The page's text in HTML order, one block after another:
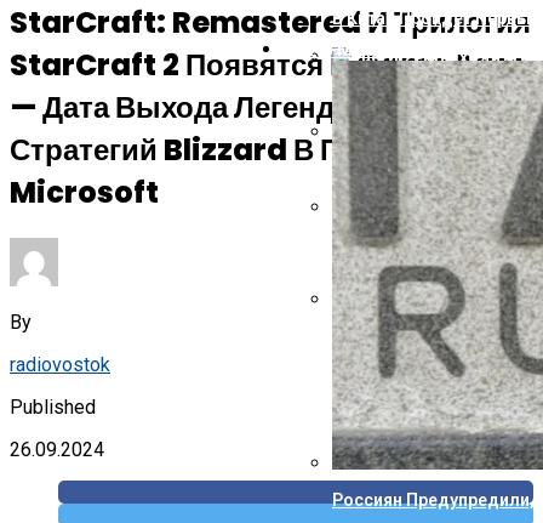
В Китае Пройдёт
Energizer Выходит На
AMD Отложила Запуск
Указ Трампа Отводит
Canon Выпустила
Собственных
АВТО-МОТО
Россиян
StarCraft: Remastered И Трилогия
StarCraft 2 Появятся В Game Pass
— Дата Выхода Легендарных
Стратегий Blizzard В Подписке
Microsoft
By
radiovostok
Published
26.09.2024